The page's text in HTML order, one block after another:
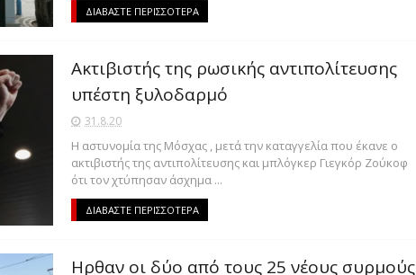
ΔΙΑΒΑΣΤΕ ΠΕΡΙΣΣΟΤΕΡΑ
Ακτιβιστής της ρωσικής αντιπολίτευσης
υπέστη ξυλοδαρμό
31.8.20
Η αστυνομία της Μόσχας , μετά την καταγγελία που έκανε ο
ακτιβιστής της αντιπολίτευσης και μπλόγκερ Γιεγκόρ Ζούκοφ
ότι τον χτύπησαν άσχημα ...
ΔΙΑΒΑΣΤΕ ΠΕΡΙΣΣΟΤΕΡΑ
Ηρθαν οι δύο από τους 25 νέους συρμούς